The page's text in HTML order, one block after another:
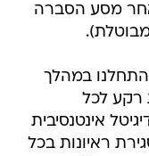
מסע הסברה
התחלנו במהלך
רקע לכל
אינטנסיבית
ראיונות בכל